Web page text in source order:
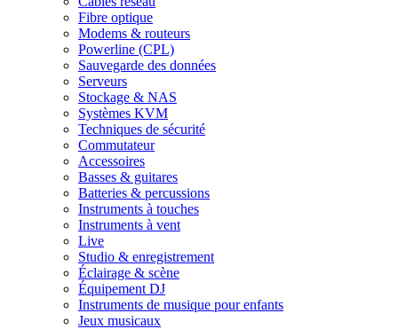
Fibre optique
Modems & routeurs
Powerline (CPL)
Sauvegarde des données
Serveurs
Stockage & NAS
Systèmes KVM
Techniques de sécurité
Commutateur
Accessoires
Basses & guitares
Batteries & percussions
Instruments à touches
Instruments à vent
Live
Studio & enregistrement
Éclairage & scène
Équipement DJ
Instruments de musique pour enfants
Jeux musicaux